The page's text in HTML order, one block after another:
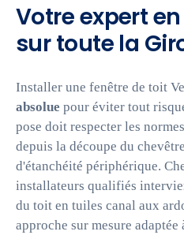
Votre expert
sur toute la
Installer une fenêtre de toit
absolue pour éviter tout
pose doit respecter les
depuis la découpe du
d'étanchéité périphérique.
installateurs qualifiés
du toit en tuiles canal aux
approche sur mesure adaptée